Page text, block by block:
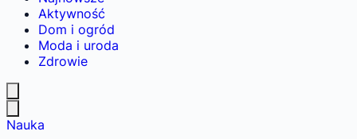
Aktywność
Dom i ogród
Moda i uroda
Zdrowie
Nauka